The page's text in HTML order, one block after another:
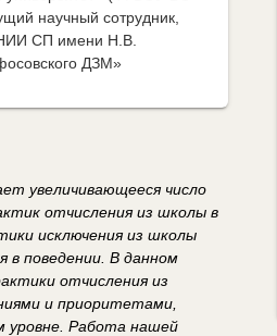
научный сотрудник,
СП имени Н.В.
ДЗМ»
увеличивающееся число
отчисления из школы в
исключения из школы
в поведении. В данном
отчисления из
и приоритетами,
уровне. Работа нашей